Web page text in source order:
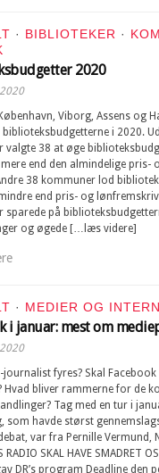
· BIBLIOTEKER ·
2020
Viborg, Assens og
i 2020.
valgte 38 at øge
end den almindelige pris-
38 kommuner lod
end pris- og
sparede på
og øgede […læs videre]
· MEDIER OG
i januar: mest om
journalist fyres? Skal
Hvad bliver rammerne for de
Tag med en tur i
som havde størst
var fra Pernille Vermund,
RADIO SKAL HAVE SMADRET
DR’s program Deadline den